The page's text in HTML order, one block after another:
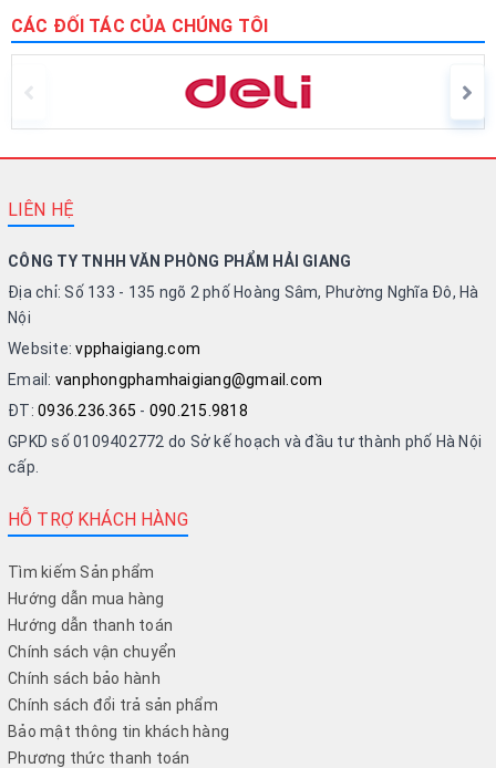
CÁC ĐỐI TÁC CỦA CHÚNG TÔI
LIÊN HỆ
CÔNG TY TNHH VĂN PHÒNG PHẨM HẢI GIANG
Địa chỉ: Số 133 - 135 ngõ 2 phố Hoàng Sâm, Phường Nghĩa Đô, Hà
Nội
Website:vpphaigiang.com
Email: vanphongphamhaigiang@gmail.com
ĐT: 0936.236.365 - 090.215.9818
GPKD số 0109402772 do Sở kế hoạch và đầu tư thành phố Hà Nội
cấp.
HỖ TRỢ KHÁCH HÀNG
Tìm kiếm Sản phẩm
Hướng dẫn mua hàng
Hướng dẫn thanh toán
Chính sách vận chuyển
Chính sách bảo hành
Chính sách đổi trả sản phẩm
Bảo mật thông tin khách hàng
Phương thức thanh toán